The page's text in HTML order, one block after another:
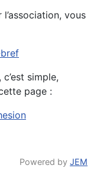
vous
simple,
page :
Powered by JEM